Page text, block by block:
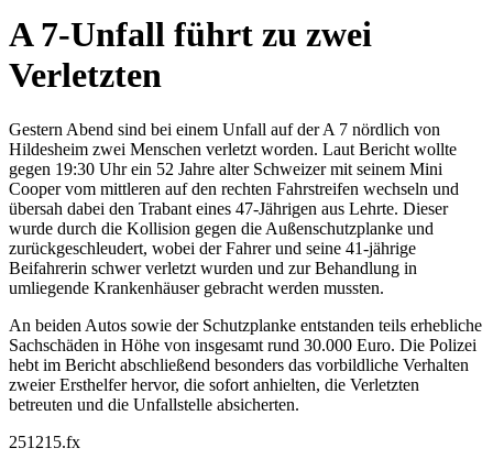
A 7-Unfall führt zu zwei
Verletzten
Gestern Abend sind bei einem Unfall auf der A 7 nördlich von
Hildesheim zwei Menschen verletzt worden. Laut Bericht wollte
gegen 19:30 Uhr ein 52 Jahre alter Schweizer mit seinem Mini
Cooper vom mittleren auf den rechten Fahrstreifen wechseln und
übersah dabei den Trabant eines 47-Jährigen aus Lehrte. Dieser
wurde durch die Kollision gegen die Außenschutzplanke und
zurückgeschleudert, wobei der Fahrer und seine 41-jährige
Beifahrerin schwer verletzt wurden und zur Behandlung in
umliegende Krankenhäuser gebracht werden mussten.
An beiden Autos sowie der Schutzplanke entstanden teils erhebliche
Sachschäden in Höhe von insgesamt rund 30.000 Euro. Die Polizei
hebt im Bericht abschließend besonders das vorbildliche Verhalten
zweier Ersthelfer hervor, die sofort anhielten, die Verletzten
betreuten und die Unfallstelle absicherten.
251215.fx